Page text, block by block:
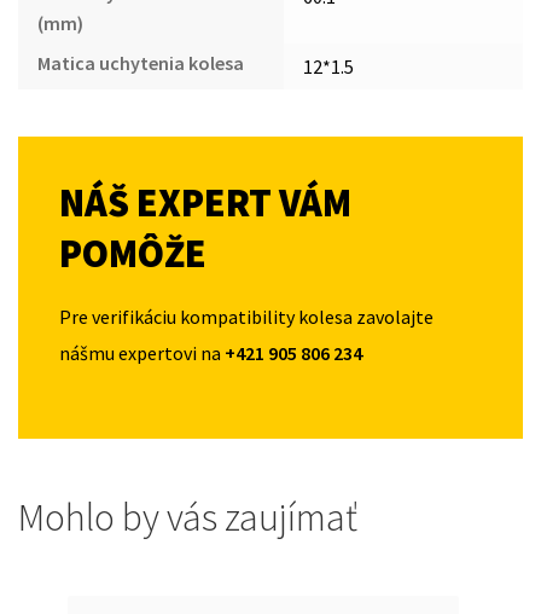
(mm)
Matica uchytenia kolesa 12*1.5
NÁŠ EXPERT VÁM
POMÔŽE
Pre verifikáciu kompatibility kolesa zavolajte
nášmu expertovi na +421 905 806 234
Mohlo by vás zaujímať